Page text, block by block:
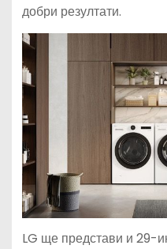
добри резултати.
LG ще представи и 29-